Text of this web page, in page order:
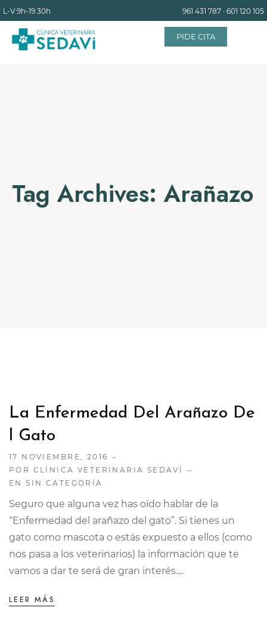
L-V9h-19.30h 961 431 787 · 601 120 105
PIDE CITA
Tag Archives: Arañazo
La Enfermedad Del Arañazo De
L Gato
17 NOVIEMBRE, 2016
POR CLÍNICA VETERINARIA SEDAVÍ
ENSIN CATEGORÍA
Seguro que alguna vez has oído hablar de la
“Enfermedad del arañazo del gato”. Si tienes un
gato como mascota o estás expuesto a ellos (como
nos pasa a los veterinarios) la información que te
vamos a dar te será de gran interés....
LEER MÁS